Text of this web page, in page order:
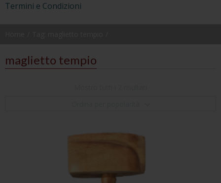
Termini e Condizioni
maglietto tempio